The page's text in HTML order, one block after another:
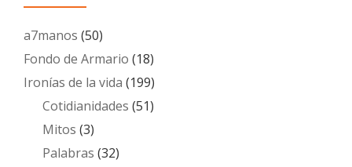
a7manos (50)
Fondo de Armario (18)
Ironías de la vida (199)
Cotidianidades (51)
Mitos (3)
Palabras (32)